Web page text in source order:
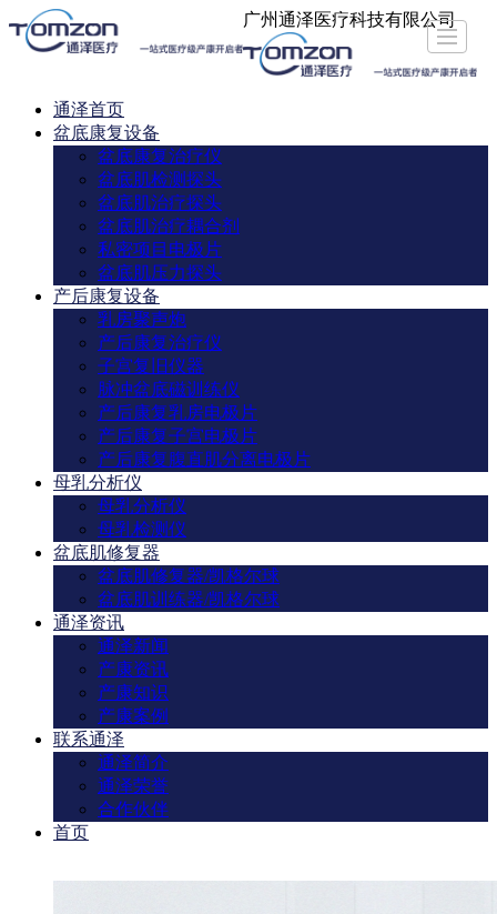
广州通泽医疗科技有限公司
通泽首页盆底康复设备
通泽首页
盆底康复设备
盆底康复治疗仪
盆底肌检测探头
盆底肌治疗探头
盆底肌治疗耦合剂
私密项目电极片
盆底肌压力探头
产后康复设备
乳房聚声炮
产后康复治疗仪
子宫复旧仪器
脉冲盆底磁训练仪
产后康复乳房电极片
产后康复子宫电极片
产后康复腹直肌分离电极片
母乳分析仪
母乳分析仪
母乳检测仪
盆底肌修复器
盆底肌修复器/凯格尔球
盆底肌训练器/凯格尔球
通泽资讯
通泽新闻
产康资讯
产康知识
产康案例
联系通泽
通泽简介
通泽荣誉
合作伙伴
首页